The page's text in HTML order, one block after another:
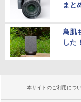
まと
鳥肌
した！
本サイトのご利用につ